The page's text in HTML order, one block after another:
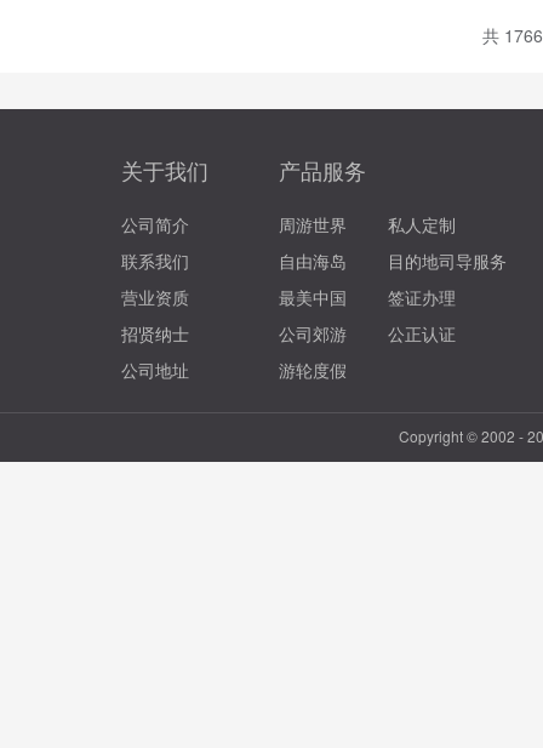
共
关于我们
公司简介
联系我们
营业资质
招贤纳士
公司地址
产品服务
周游世界
私人定制
自由海岛
目的地司导服务
最美中国
签证办理
公司郊游
公正认证
游轮度假
Copyright © 2002 -